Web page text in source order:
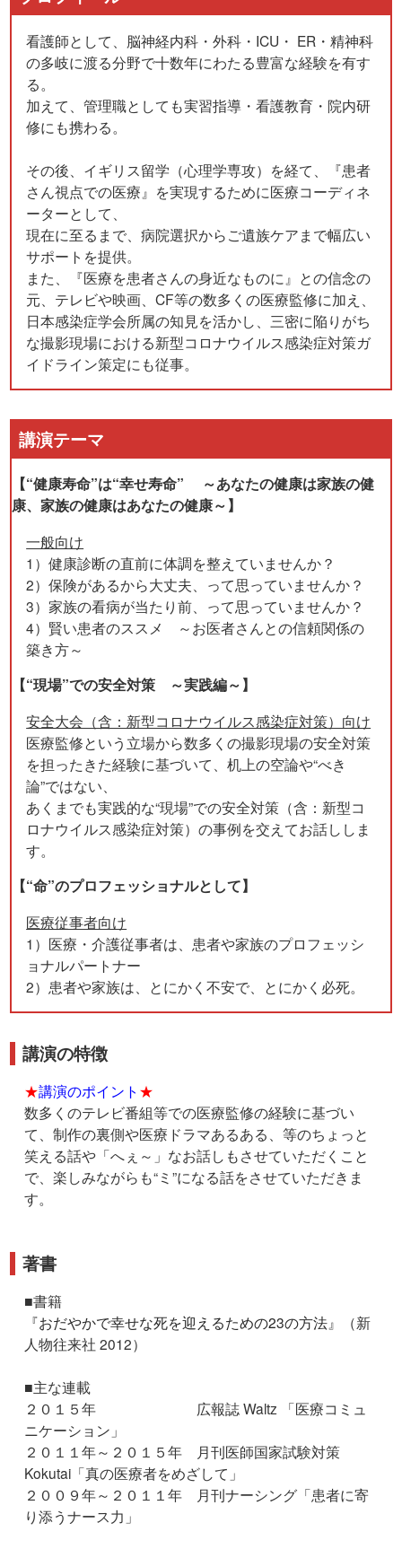
看護師として、脳神経内科・外科・ICU・ ER・精神科
の多岐に渡る分野で十数年にわたる豊富な経験を有す
る。
加えて、管理職としても実習指導・看護教育・院内研
修にも携わる。
その後、イギリス留学（心理学専攻）を経て、『患者
さん視点での医療』を実現するために医療コーディネ
ーターとして、
現在に至るまで、病院選択からご遺族ケアまで幅広い
サポートを提供。
また、『医療を患者さんの身近なものに』との信念の
元、テレビや映画、CF等の数多くの医療監修に加え、
日本感染症学会所属の知見を活かし、三密に陥りがち
な撮影現場における新型コロナウイルス感染症対策ガ
イドライン策定にも従事。
講演テーマ
【“健康寿命”は“幸せ寿命” ～あなたの健康は家族の健
康、家族の健康はあなたの健康～】
一般向け
1）健康診断の直前に体調を整えていませんか？
2）保険があるから大丈夫、って思っていませんか？
3）家族の看病が当たり前、って思っていませんか？
4）賢い患者のススメ ～お医者さんとの信頼関係の
築き方～
【“現場”での安全対策 ～実践編～】
安全大会（含：新型コロナウイルス感染症対策）向け
医療監修という立場から数多くの撮影現場の安全対策
を担ったきた経験に基づいて、机上の空論や“べき
論”ではない、
あくまでも実践的な“現場”での安全対策（含：新型コ
ロナウイルス感染症対策）の事例を交えてお話ししま
す。
【“命”のプロフェッショナルとして】
医療従事者向け
1）医療・介護従事者は、患者や家族のプロフェッシ
ョナルパートナー
2）患者や家族は、とにかく不安で、とにかく必死。
講演の特徴
★講演のポイント ★
数多くのテレビ番組等での医療監修の経験に基づい
て、制作の裏側や医療ドラマあるある、等のちょっと
笑える話や「へぇ～」なお話しもさせていただくこと
で、楽しみながらも“ミ”になる話をさせていただきま
す。
著書
■書籍
『おだやかで幸せな死を迎えるための23の方法』（新
人物往来社 2012）
■主な連載
２０１５年 広報誌 Waltz 「医療コミュ
ニケーション」
２０１１年～２０１５年 月刊医師国家試験対策
Kokutai「真の医療者をめざして」
２００９年～２０１１年 月刊ナーシング「患者に寄
り添うナース力」